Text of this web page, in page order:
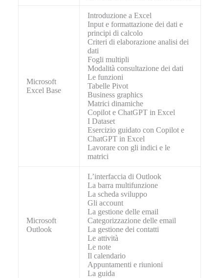
Microsoft
Excel Base
Introduzione a Excel
Input e formattazione dei dati e
principi di calcolo
Criteri di elaborazione analisi dei
dati
Fogli multipli
Modalità consultazione dei dati
Le funzioni
Tabelle Pivot
Business graphics
Matrici dinamiche
Copilot e ChatGPT in Excel
I Dataset
Esercizio guidato con Copilot e
ChatGPT in Excel
Lavorare con gli indici e le
matrici
Microsoft
Outlook
L’interfaccia di Outlook
La barra multifunzione
La scheda sviluppo
Gli account
La gestione delle email
Categorizzazione delle email
La gestione dei contatti
Le attività
Le note
Il calendario
Appuntamenti e riunioni
La guida